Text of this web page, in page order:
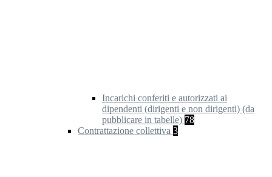
Incarichi conferiti e autorizzati ai
dipendenti (dirigenti e non dirigenti) (da
pubblicare in tabelle) 78
Contrattazione collettiva 3